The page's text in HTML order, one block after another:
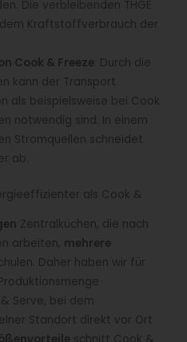
Die verbleibenden THGE
Kraftstoffverbrauch der
Cook & Freeze : Durch die
kann der Transport
als beispielsweise bei Cook
notwendig sind. In einem
Stromquellen schneidet
ab.
als Cook &
Zentralküchen, die nach
arbeiten, mehrere
Daher haben wir für
Serve, bei dem
Standort direkt vor Ort
schnitt Cook &